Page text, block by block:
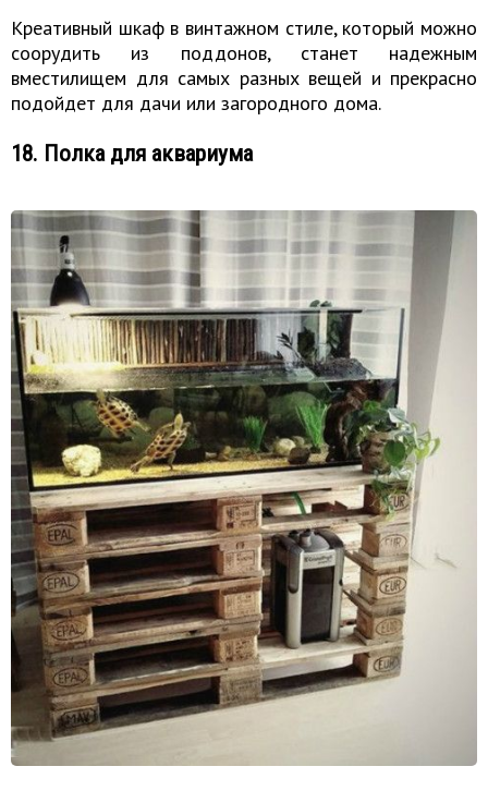
Креативный шкаф в винтажном стиле, который можно
соорудить из поддонов, станет надежным
вместилищем для самых разных вещей и прекрасно
подойдет для дачи или загородного дома.
18. Полка для аквариума